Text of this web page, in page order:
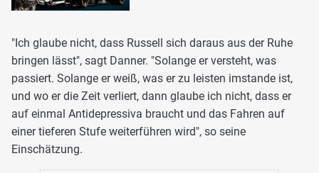
"Ich glaube nicht, dass Russell sich daraus aus der Ruhe
bringen lässt", sagt Danner. "Solange er versteht, was
passiert. Solange er weiß, was er zu leisten imstande ist,
und wo er die Zeit verliert, dann glaube ich nicht, dass er
auf einmal Antidepressiva braucht und das Fahren auf
einer tieferen Stufe weiterführen wird", so seine
Einschätzung.